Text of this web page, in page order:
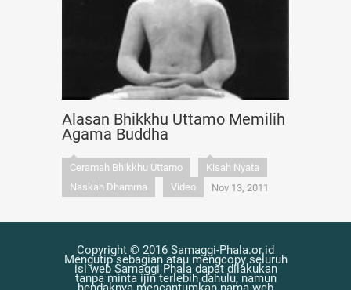
Alasan Bhikkhu Uttamo Memilih
Agama Buddha
Ceramah Bhikkhu Uttamo
Kisah Nyata
Naskah Dhamma
Video Nov 13, 2011
Copyright © 2016 Samaggi-Phala.or.id
Mengutip sebagian atau mengcopy seluruh
isi web Samaggi Phala dapat dilakukan
tanpa minta ijin terlebih dahulu, namun